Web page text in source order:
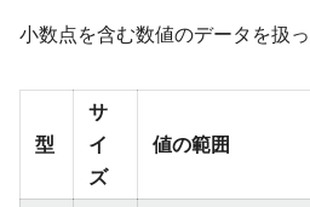
小数点を含む数値のデータを扱っ
型
サ
イ
ズ
値の範囲